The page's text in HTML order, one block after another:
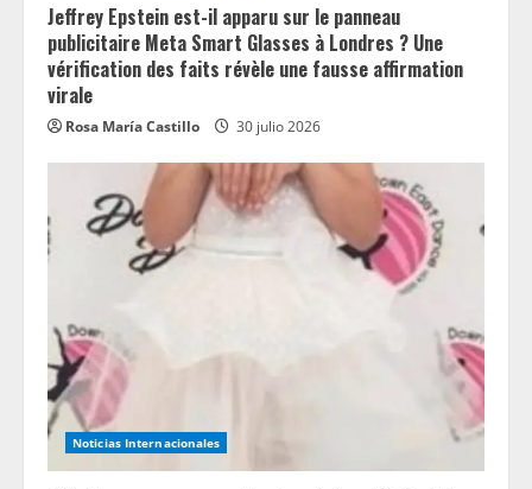
Jeffrey Epstein est-il apparu sur le panneau
publicitaire Meta Smart Glasses à Londres ? Une
vérification des faits révèle une fausse affirmation
virale
Rosa María Castillo 30 julio 2026
Noticias Internacionales